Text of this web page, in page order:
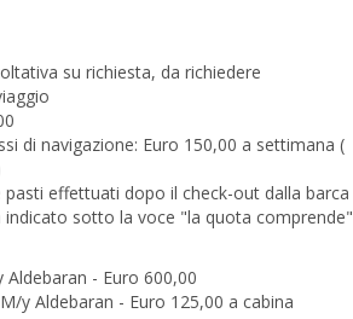
su richiesta, da richiedere
di navigazione: Euro 150,00 a settimana (
pasti effettuati dopo il check-out dalla barca
sotto la voce "la quota comprende"
Aldebaran - Euro 600,00
M/y Aldebaran - Euro 125,00 a cabina